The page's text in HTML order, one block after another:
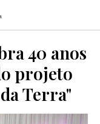
40 anos
projeto
Terra"